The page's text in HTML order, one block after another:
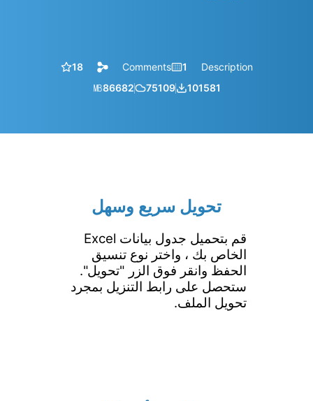
Description
1
Comments
18
101581
75109
86682
㎆︎
تحويل سريع وسهل
قم بتحميل جدول بيانات Excel
الخاص بك ، واختر نوع تنسيق
الحفظ وانقر فوق الزر "تحويل".
ستحصل على رابط التنزيل بمجرد
تحويل الملف.